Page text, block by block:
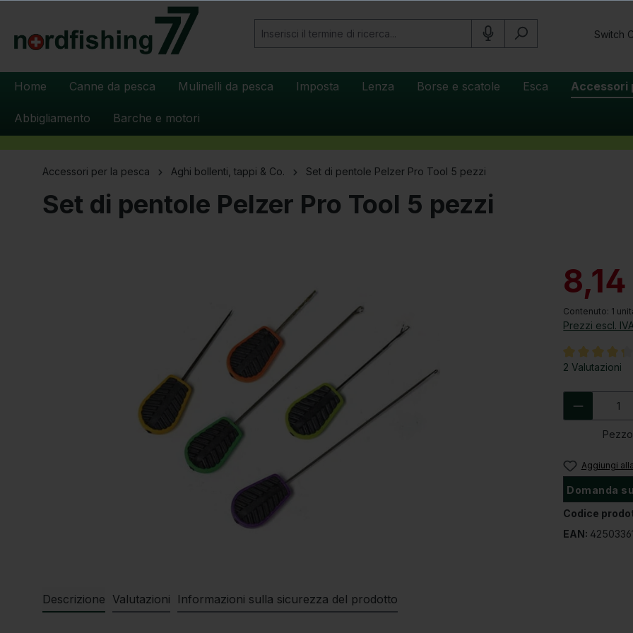
Passa alla navigazione principale
Switch
Home Canne da pesca Mulinelli da pesca Imposta Lenza Borse e scatole Esca Accessori
Abbigliamento Barche e motori
Accessori per la pesca Aghi bollenti, tappi & Co. Set di pentole Pelzer Pro Tool 5 pezzi
Set di pentole Pelzer Pro Tool 5 pezzi
Contenuto: 1
Prezzi escl.
Valutazione
2 Valutazioni
Pezzo
Aggiungi
Domanda
Codice
EAN:
Descrizione Valutazioni Informazioni sulla sicurezza del prodotto